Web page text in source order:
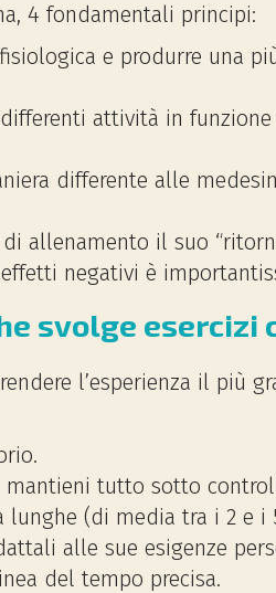
4 fondamentali principi:
e produrre una
attività in
differente alle
allenamento il suo
negativi è
svolge esercizi
l’esperienza il più
mantieni tutto sotto
lunghe (di media tra i 2 e i
alle sue esigenze
del tempo precisa.